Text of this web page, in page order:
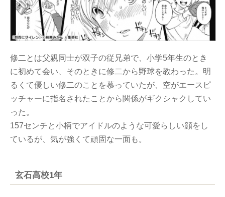
修二とは父親同士が双子の従兄弟で、小学5年生のとき
に初めて会い、そのときに修二から野球を教わった。明
るくて優しい修二のことを慕っていたが、空がエースピ
ッチャーに指名されたことから関係がギクシャクしてい
った。
157センチと小柄でアイドルのような可愛らしい顔をし
ているが、気が強くて頑固な一面も。
玄石高校1年